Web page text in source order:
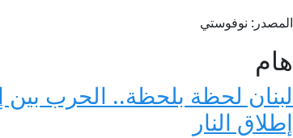
المصدر: نوفوستي
هام
لبنان لحظة بلحظة.. الحرب
إطلاق النار